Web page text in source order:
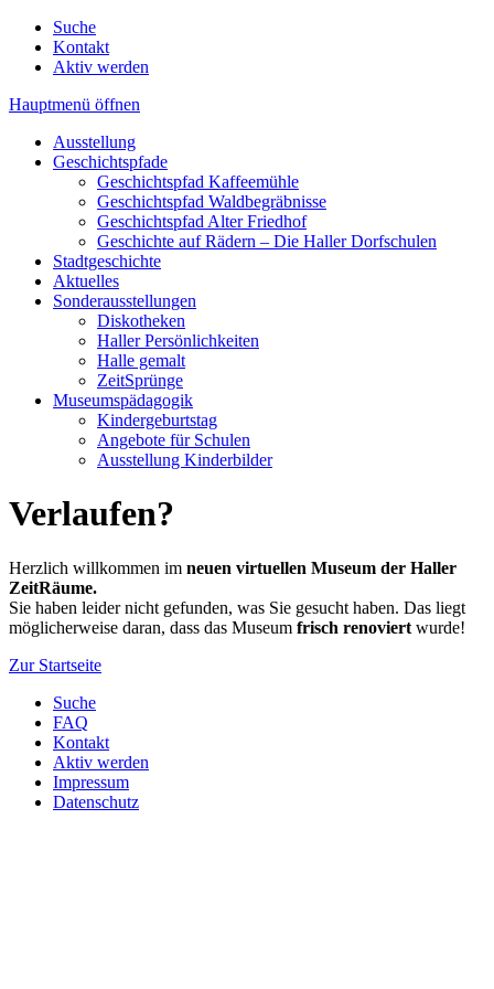
Suche
Kontakt
Aktiv werden
Hauptmenü öffnen
Ausstellung
Geschichtspfade
Geschichtspfad Kaffeemühle
Geschichtspfad Waldbegräbnisse
Geschichtspfad Alter Friedhof
Geschichte auf Rädern – Die Haller Dorfschulen
Stadtgeschichte
Aktuelles
Sonderausstellungen
Diskotheken
Haller Persönlichkeiten
Halle gemalt
ZeitSprünge
Museumspädagogik
Kindergeburtstag
Angebote für Schulen
Ausstellung Kinderbilder
Verlaufen?
Herzlich willkommen im neuen virtuellen Museum der Haller
ZeitRäume.
Sie haben leider nicht gefunden, was Sie gesucht haben. Das liegt
möglicherweise daran, dass das Museum frisch renoviert wurde!
Zur Startseite
Suche
FAQ
Kontakt
Aktiv werden
Impressum
Datenschutz